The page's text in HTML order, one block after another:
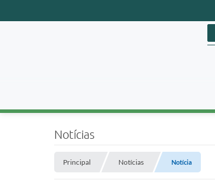
Notícias
Principal Notícias Notícia